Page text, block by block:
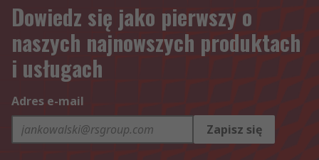
Dowiedz się jako pierwszy o
naszych najnowszych produktach
i usługach
Adres e-mail
Zapisz się